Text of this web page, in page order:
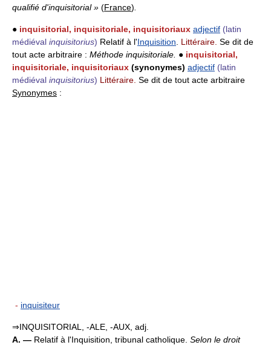
qualifié d'inquisitorial » (France)
● inquisitorial, inquisitoriale, inquisitoriaux adjectif (latin
médiéval inquisitorius) Relatif à l'Inquisition Littéraire. Se dit de
tout acte arbitraire : Méthode inquisitoriale. ● inquisitorial,
inquisitoriale, inquisitoriaux (synonymes) adjectif (latin
médiéval inquisitorius) Littéraire. Se dit de tout acte arbitraire
Synonymes :
- inquisiteur
⇒INQUISITORIAL, -ALE, -AUX, adj.
A. — Relatif à l'Inquisition, tribunal catholique. Selon le droit